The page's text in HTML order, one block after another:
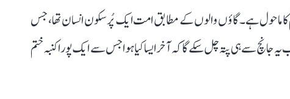
ماحول ہے۔ گاؤں والوں کے مطابق امت ایک پُرسکون انسان تھا، جس
سے ہی پتہ چل سکے گا کہ آخر ایسا کیا ہوا جس سے ایک پورا کنبہ ختم